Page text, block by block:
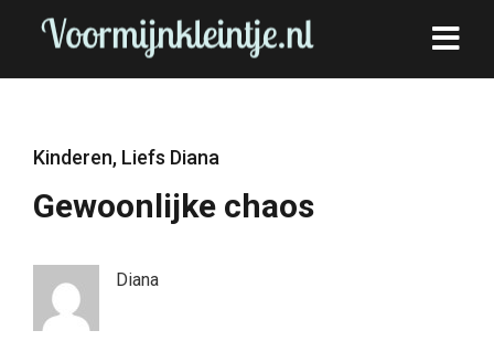
Kinderen, Liefs Diana
Gewoonlijke chaos
Diana